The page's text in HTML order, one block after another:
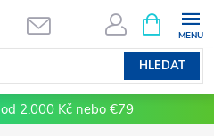
HLEDAT
NÁKUPNÍ
KOŠÍK
od 2.000 Kč nebo €79